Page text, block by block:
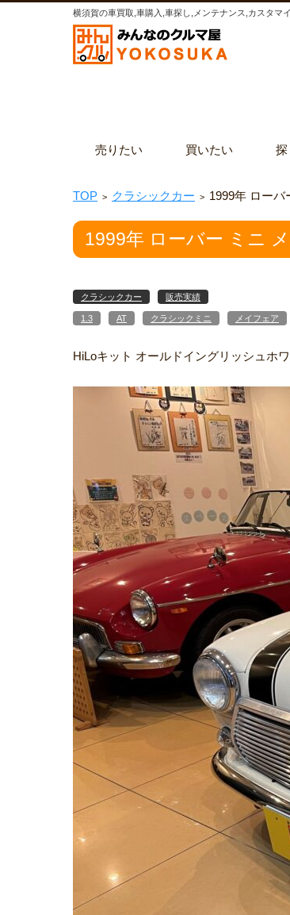
横須賀の車買取,車購入,車探し,メンテナンス,カスタマ
売りたい
買いたい 探
TOP > クラシックカー > 1999年 ローバ
1999年 ローバー ミニ
クラシックカー 販売実績
1.3 AT クラシックミニ メイフェア
HiLoキット オールドイングリッシュホ